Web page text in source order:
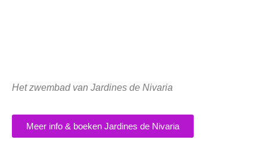
Het zwembad van Jardines de Nivaria
Meer info & boeken Jardines de Nivaria